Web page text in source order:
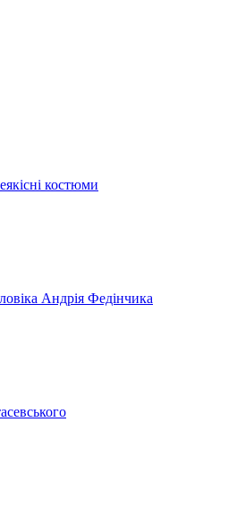
костюми
Андрія Федінчика